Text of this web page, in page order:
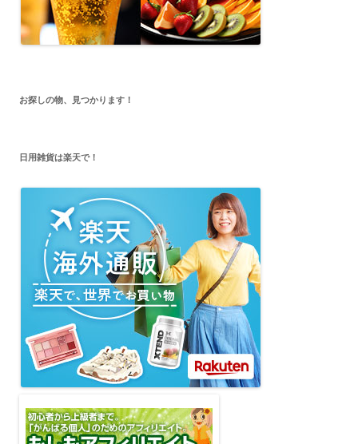
お探しの物、見つかります！
日用雑貨は楽天で！